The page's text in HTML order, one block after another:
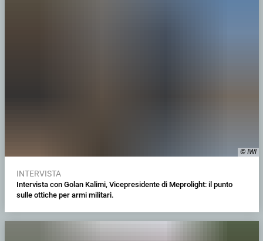
© IWI
INTERVISTA
Intervista con Golan Kalimi, Vicepresidente di Meprolight: il punto
sulle ottiche per armi militari.